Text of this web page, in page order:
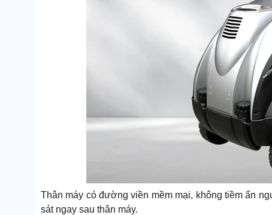
Thân máy có đường viền mềm mại, không tiềm ẩn
sát ngay sau thân máy.